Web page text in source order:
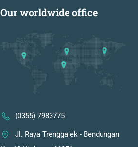
Our worldwide office
(0355) 7983775
Jl. Raya Trenggalek - Bendungan